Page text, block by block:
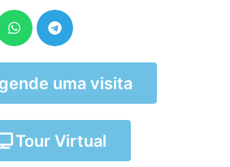
uma visita
Clique aqui
Tour Virtual